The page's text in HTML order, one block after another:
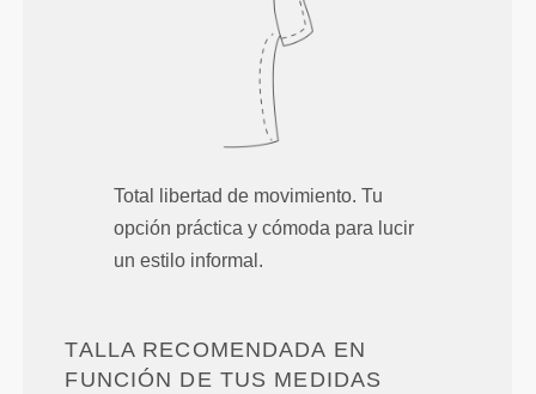
Total libertad de movimiento. Tu
opción práctica y cómoda para lucir
un estilo informal.
TALLA RECOMENDADA EN
FUNCIÓN DE TUS MEDIDAS